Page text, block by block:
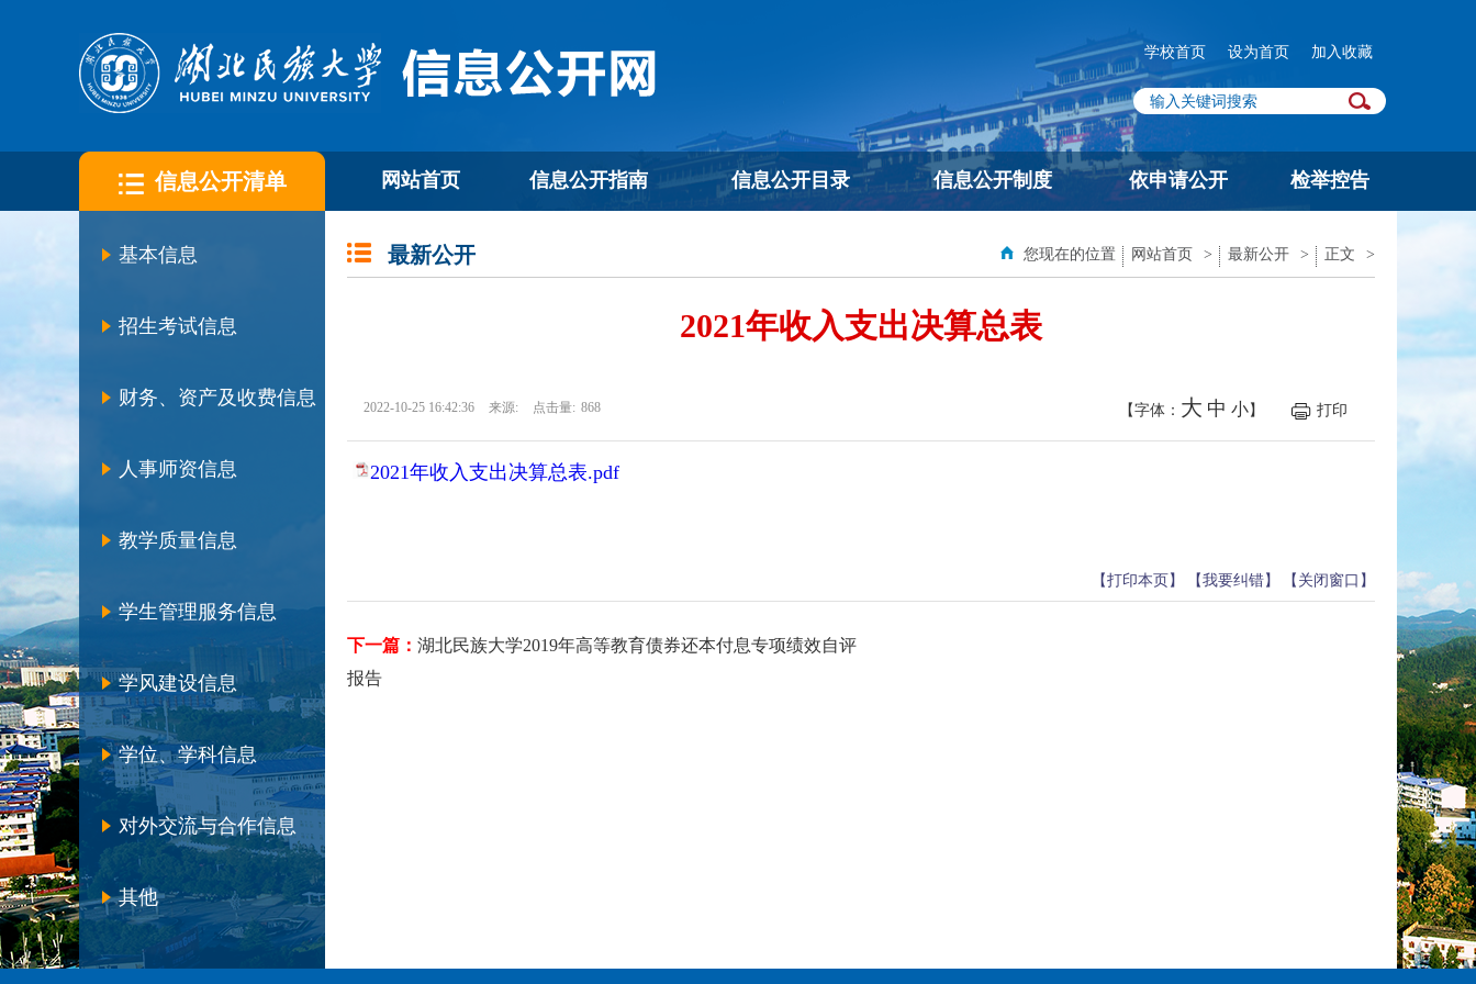
学校首页 设为首页 加入收藏
信息公开清单 网站首页 信息公开指南 信息公开目录 信息公开制度 依申请公开 检举控告
基本信息
招生考试信息
财务、资产及收费信息
人事师资信息
教学质量信息
学生管理服务信息
学风建设信息
学位、学科信息
对外交流与合作信息
其他
最新公开 您现在的位置 网站首页 > 最新公开 > 正文 >
2021年收入支出决算总表
2022-10-25 16:42:36 来源: 点击量: 868 【字体： 大 中 小】 打印
2021年收入支出决算总表.pdf
【打印本页】 【我要纠错】 【关闭窗口】
下一篇： 湖北民族大学2019年高等教育债券还本付息专项绩效自评
报告